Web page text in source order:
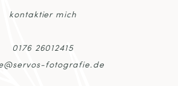
kontaktier mich
0176 26012415
fotografie.de